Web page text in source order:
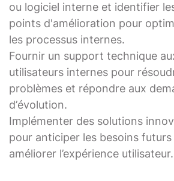
ou logiciel interne et identifier
points d'amélioration pour
les processus internes.
Fournir un support technique
utilisateurs internes pour
problèmes et répondre aux
d’évolution.
Implémenter des solutions
pour anticiper les besoins futurs
améliorer l’expérience utilisateur.